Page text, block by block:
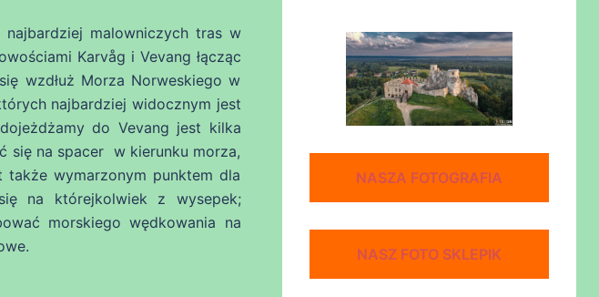
malowniczych tras w
Karvåg i Vevang łącząc
wzdłuż Morza Norweskiego w
najbardziej widocznym jest
do Vevang jest kilka
się na spacer w kierunku morza,
wymarzonym punktem dla
na którejkolwiek z wysepek;
morskiego wędkowania na
NASZA FOTOGRAFIA
NASZ FOTO SKLEPIK